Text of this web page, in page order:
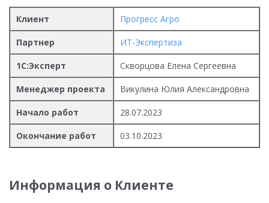
Клиент Прогресс Агро
Партнер ИТ-Экспертиза
1С:Эксперт Скворцова Елена Сергеевна
Менеджер проекта Викулина Юлия Александровна
Начало работ 28.07.2023
Окончание работ 03.10.2023
Информация о Клиенте